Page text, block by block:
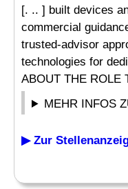
[. .. ] built devices
commercial
trusted-advisor
technologies for
ABOUT THE ROLE
MEHR INFOS
▶ Zur